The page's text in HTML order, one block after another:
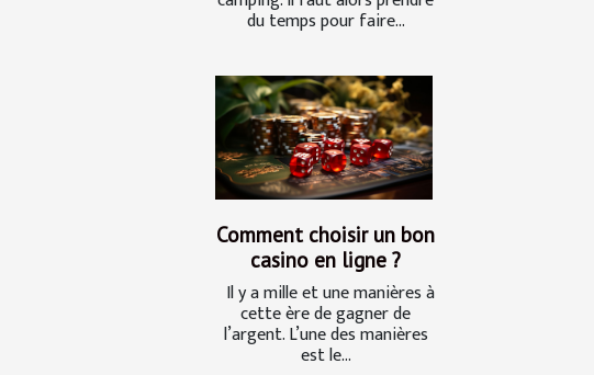
du temps pour faire...
Comment choisir un bon
casino en ligne ?
Il y a mille et une manières à
cette ère de gagner de
l’argent. L’une des manières
est le...